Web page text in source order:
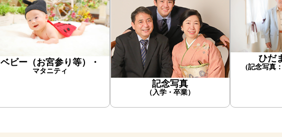
ベビー（お宮参り等）・
マタニティ
記念写真
（入学・卒業）
ひだ
(記念写真